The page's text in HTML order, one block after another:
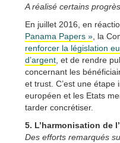
A réalisé certains
En juillet 2016, en
Panama Papers » , la
renforcer la législation
d’argent , et de rendre
concernant les
et trust. C’est une
européen et les Etats
tarder concrétiser.
5. L’harmonisation de
Des efforts remarqués